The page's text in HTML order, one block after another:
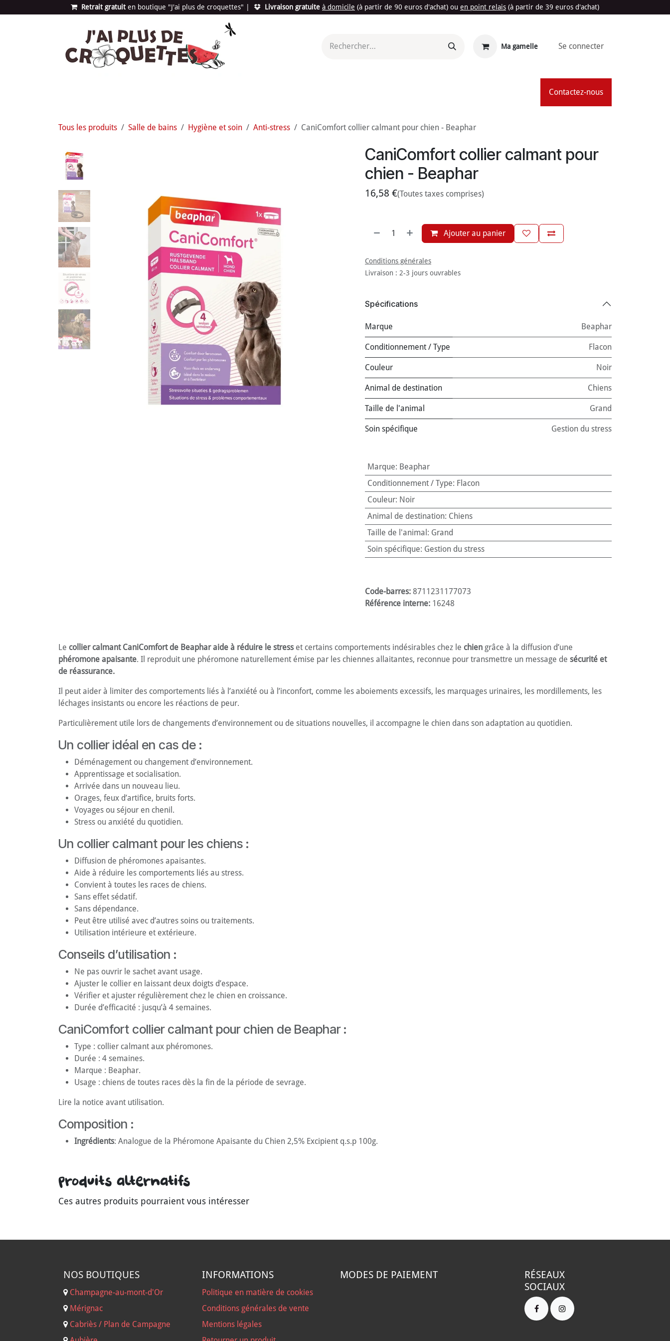
Se rendre au contenu Retrait gratuit en bou​​​​​​tique "J'ai plus de croquettes" Livraison gratuite à domicile (à partir de 90 euros d'achat) ou en point relais (à partir de 39 euros d'achat)
Ma gamelle Se connecter
Contactez-nous
Tous les produits Salle de bains Hygiène et soin Anti-stress CaniComfort collier calmant pour chien - Beaphar
CaniComfort collier calmant pour
chien - Beaphar
16,58 €(Toutes taxes comprises)
Ajouter au panier
Conditions générales
Livraison : 2-3 jours ouvrables
Spécifications
Marque Beaphar
Conditionnement / Type Flacon
Couleur Noir
Animal de destination Chiens
Taille de l'animal Grand
Soin spécifique Gestion du stress
Marque: Beaphar
Conditionnement / Type: Flacon
Couleur: Noir
Animal de destination: Chiens
Taille de l'animal : Grand
Soin spécifique: Gestion du stress
Code-barres: 8711231177073
Référence interne: 16248
Le collier calmant CaniComfort de Beaphar aide à réduire le stress et certains comportements indésirables chez le chien grâce à la diffusion d’une
phéromone apaisante. Il reproduit une phéromone naturellement émise par les chiennes allaitantes, reconnue pour transmettre un message de sécurité et
de réassurance.
Il peut aider à limiter des comportements liés à l’anxiété ou à l’inconfort, comme les aboiements excessifs, les marquages urinaires, les mordillements, les
léchages insistants ou encore les réactions de peur.
Particulièrement utile lors de changements d’environnement ou de situations nouvelles, il accompagne le chien dans son adaptation au quotidien.
Un collier idéal en cas de :
Déménagement ou changement d’environnement.
Apprentissage et socialisation.
Arrivée dans un nouveau lieu.
Orages, feux d’artifice, bruits forts.
Voyages ou séjour en chenil.
Stress ou anxiété du quotidien.
Un collier calmant pour les chiens :
Diffusion de phéromones apaisantes.
Aide à réduire les comportements liés au stress.
Convient à toutes les races de chiens.
Sans effet sédatif.
Sans dépendance.
Peut être utilisé avec d’autres soins ou traitements.
Utilisation intérieure et extérieure.
Conseils d’utilisation :
Ne pas ouvrir le sachet avant usage.
Ajuster le collier en laissant deux doigts d’espace.
Vérifier et ajuster régulièrement chez le chien en croissance.
Durée d’efficacité : jusqu’à 4 semaines.
CaniComfort collier calmant pour chien de Beaphar :
Type : collier calmant aux phéromones.
Durée : 4 semaines.
Marque : Beaphar.
Usage : chiens de toutes races dès la fin de la période de sevrage.
Lire la notice avant utilisation.
Composition :
Ingrédients: Analogue de la Phéromone Apaisante du Chien 2,5% Excipient q.s.p 100g.
Produits alternatifs
Ces autres produits pourraient vous intéresser
NOS BOUTIQUES
Champagne-au-mont-d'Or
Mérignac
Cabriès / Plan de Campagne
INFORMATIONS
Politique en matière de cookies
Conditions générales de vente
Mentions légales
RÉSEAUX
SOCIAUX
MODES DE PAIEMENT